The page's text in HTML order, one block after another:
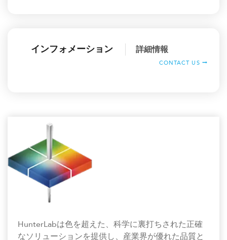
インフォメーション 詳細情報
CONTACT US
HunterLabは色を超えた、科学に裏打ちされた正確
なソリューションを提供し、産業界が優れた品質と